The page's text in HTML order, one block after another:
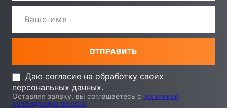
Даю согласие на обработку своих
персональных данных.
Оставляя заявку, вы соглашаетесь с политикой
конфиденциальности